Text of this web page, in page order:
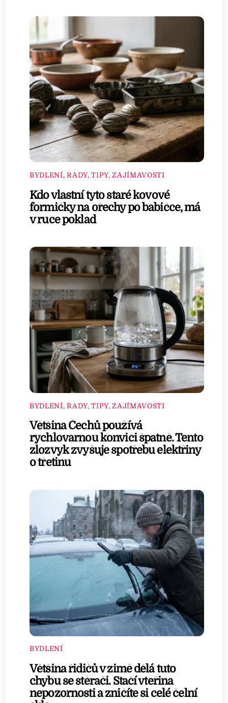
BYDLENÍ,RADY, TIPY, ZAJÍMAVOSTI
Kdo vlastní tyto staré kovové
formičky na ořechy po babičce, má
v ruce poklad
BYDLENÍ,RADY, TIPY, ZAJÍMAVOSTI
Většina Čechů používá
rychlovarnou konvici špatně. Tento
zlozvyk zvyšuje spotřebu elektřiny
o třetinu
BYDLENÍ
Většina řidičů v zimě dělá tuto
chybu se stěrači. Stačí vteřina
nepozornosti a zničíte si celé čelní